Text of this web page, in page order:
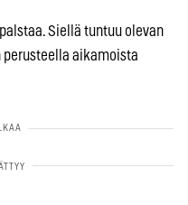
Siellä tuntuu olevan
aikamoista